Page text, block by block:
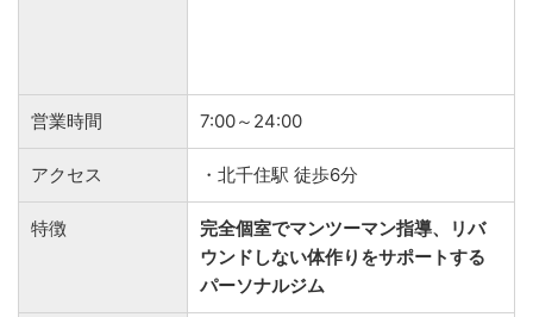
営業時間 7:00～24:00
アクセス ・北千住駅 徒歩6分
特徴
完全個室でマンツーマン指導、リバ
ウンドしない体作りをサポートする
パーソナルジム